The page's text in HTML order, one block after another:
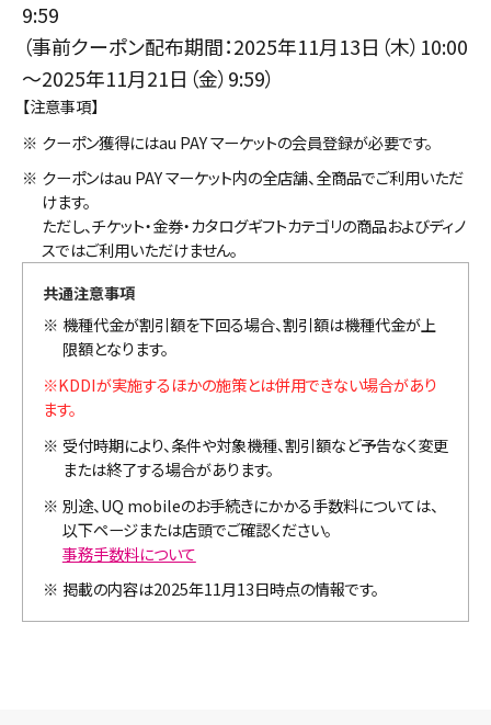
9:59
（事前クーポン配布期間：2025年11月13日（木）10:00
～2025年11月21日（金）9:59）
【注意事項】
※ クーポン獲得にはau PAY マーケットの会員登録が必要です。
※ クーポンはau PAY マーケット内の全店舗、全商品でご利用いただ
けます。
ただし、チケット・金券・カタログギフトカテゴリの商品およびディノ
スではご利用いただけません。
共通注意事項
※ 機種代金が割引額を下回る場合、割引額は機種代金が上
限額となります。
※KDDIが実施するほかの施策とは併用できない場合があり
ます。
※ 受付時期により、条件や対象機種、割引額など予告なく変更
または終了する場合があります。
※ 別途、UQ mobileのお手続きにかかる手数料については、
以下ページまたは店頭でご確認ください。
事務手数料について
※ 掲載の内容は2025年11月13日時点の情報です。